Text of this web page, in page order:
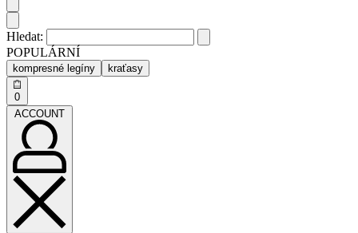
Hledat:
POPULÁRNÍ
kompresné legíny kraťasy
0
ACCOUNT